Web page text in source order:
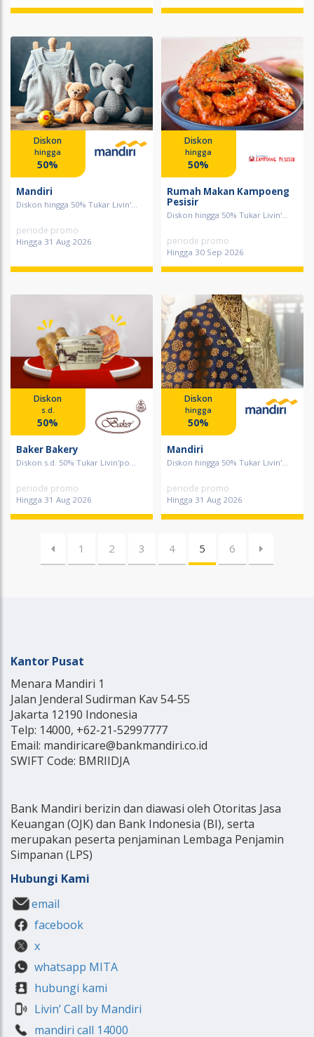
Diskon
hingga
50%
Mandiri
Diskon hingga 50% Tukar Livin'...
periode promo
Hingga 31 Aug 2026
Diskon
hingga
50%
Rumah Makan Kampoeng
Pesisir
Diskon hingga 50% Tukar Livin'...
periode promo
Hingga 30 Sep 2026
Diskon
s.d.
50%
Baker Bakery
Diskon s.d. 50% Tukar Livin'po...
periode promo
Hingga 31 Aug 2026
Diskon
hingga
50%
Mandiri
Diskon hingga 50% Tukar Livin'...
periode promo
Hingga 31 Aug 2026
1 2 3 4 5 6
Kantor Pusat
Menara Mandiri 1
Jalan Jenderal Sudirman Kav 54-55
Jakarta 12190 Indonesia
Telp: 14000, +62-21-52997777
Email: mandiricare@bankmandiri.co.id
SWIFT Code: BMRIIDJA
Bank Mandiri berizin dan diawasi oleh Otoritas Jasa
Keuangan (OJK) dan Bank Indonesia (BI), serta
merupakan peserta penjaminan Lembaga Penjamin
Simpanan (LPS)
Hubungi Kami
email
facebook
x
whatsapp MITA
hubungi kami
Livin’ Call by Mandiri
mandiri call 14000